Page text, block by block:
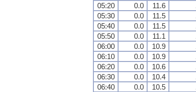
05:20
0.0 11.6
05:30
0.0 11.5
05:40
0.0 11.5
05:50
0.0 11.1
06:00
0.0 10.9
06:10
0.0 10.9
06:20
0.0 10.6
06:30
0.0 10.4
06:40
0.0 10.5